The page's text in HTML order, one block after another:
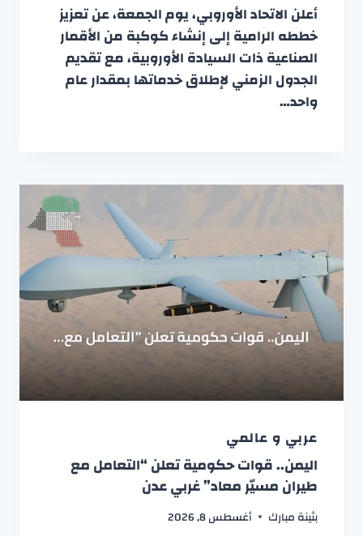
أعلن الاتحاد الأوروبي، يوم الجمعة، عن تعزيز
خططه الرامية إلى إنشاء كوكبة من الأقمار
الصناعية ذات السيادة الأوروبية، مع تقديم
الجدول الزمني لإطلاق خدماتها بمقدار عام
واحد…
عربي و عالمي
اليمن.. قوات حكومية تعلن “التعامل مع
طيران مسيّر معاد” غربي عدن
بثينة مبارك أغسطس 8, 2026